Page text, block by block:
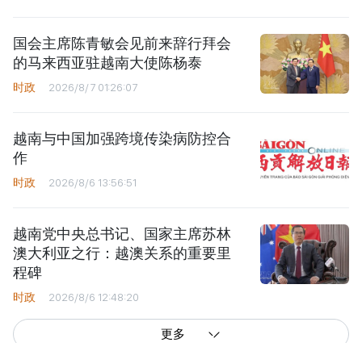
国会主席陈青敏会见前来辞行拜会
的马来西亚驻越南大使陈杨泰
时政 2026/8/7 01:26:07
越南与中国加强跨境传染病防控合
作
时政 2026/8/6 13:56:51
越南党中央总书记、国家主席苏林
澳大利亚之行：越澳关系的重要里
程碑
时政 2026/8/6 12:48:20
更多